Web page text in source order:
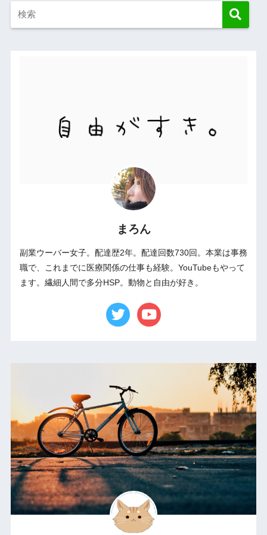
まろん
副業ウーバー女子。配達歴2年。配達回数730回。本業は事務
職で、これまでに医療関係の仕事も経験。YouTubeもやって
ます。繊細人間で多分HSP。動物と自由が好き。